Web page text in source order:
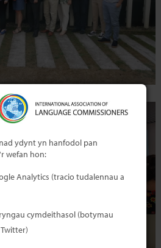
ydynt yn hanfodol pan
wefan hon:
Analytics (tracio tudalennau a
cymdeithasol (botymau